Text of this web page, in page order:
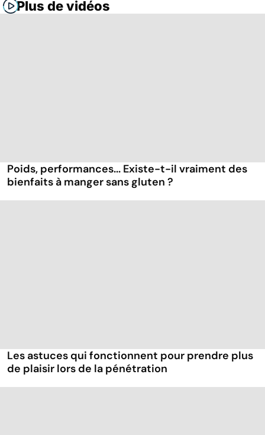
Plus de vidéos
Poids, performances... Existe-t-il vraiment des
bienfaits à manger sans gluten ?
Les astuces qui fonctionnent pour prendre plus
de plaisir lors de la pénétration